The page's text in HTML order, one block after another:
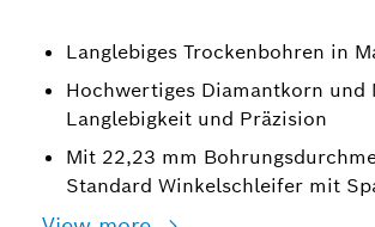
Langlebiges Trockenbohren in
Hochwertiges Diamantkorn und
Langlebigkeit und Präzision
Mit 22,23 mm
Standard Winkelschleifer mit